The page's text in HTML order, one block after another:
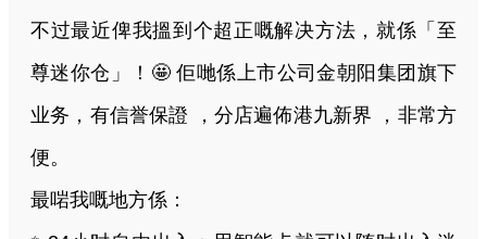
不过最近俾我搵到个超正嘅解决方法，就係「至
尊迷你仓」！🤩 佢哋係上市公司金朝阳集团旗下
业务，有信誉保證 ，分店遍佈港九新界 ，非常方
便。
最啱我嘅地方係：